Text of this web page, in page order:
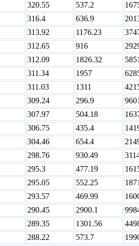
320.55 537.2
316.4 636.9
313.92 1176.23
312.65 916
312.09 1826.32
311.34 1957
311.03 1311
309.24 296.9
307.97 504.18
306.75 435.4
304.46 654.4
298.76 930.49
295.3 477.19
295.05 552.25
293.57 469.99
290.45 2900.1
289.35 1301.56
288.22 573.7